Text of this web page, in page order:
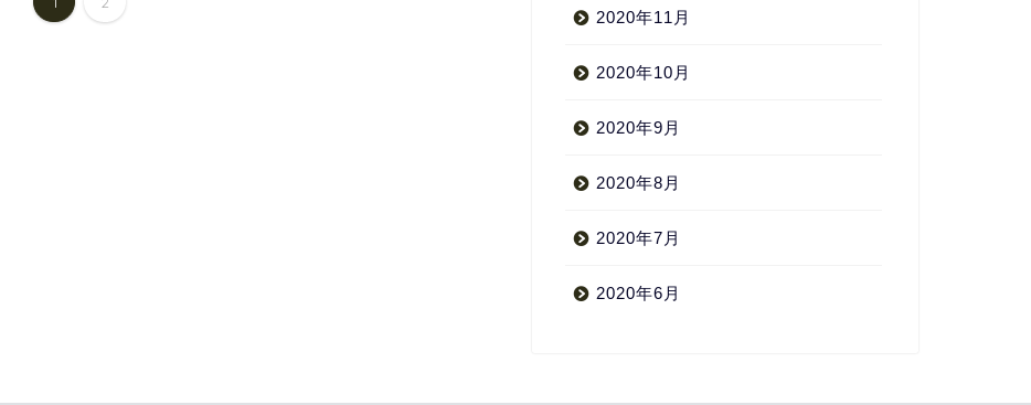
2020年11月
2020年10月
2020年9月
2020年8月
2020年7月
2020年6月